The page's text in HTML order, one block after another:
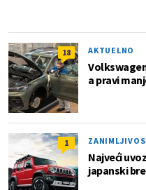
18 AKTUELNO
a pravi
1
Najveći
japanski